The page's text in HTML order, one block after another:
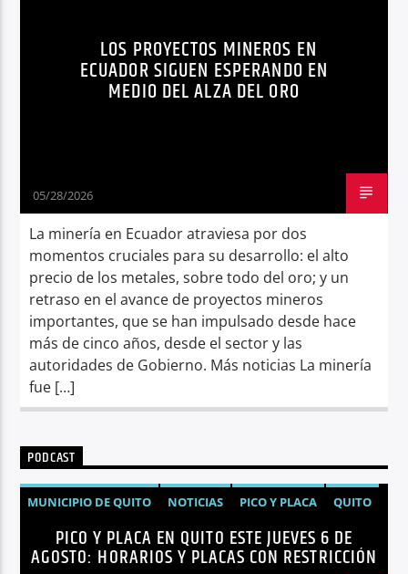
Radio holaLOS PROYECTOS MINEROS EN
ECUADOR SIGUEN ESPERANDO EN
MEDIO DEL ALZA DEL ORO
05/28/2026
La minería en Ecuador atraviesa por dos
momentos cruciales para su desarrollo: el alto
precio de los metales, sobre todo del oro; y un
retraso en el avance de proyectos mineros
importantes, que se han impulsado desde hace
más de cinco años, desde el sector y las
autoridades de Gobierno. Más noticias La minería
fue […]
PODCAST
MUNICIPIO DE QUITO NOTICIAS PICO Y PLACA QUITO
PICO Y PLACA EN QUITO ESTE JUEVES 6 DE
AGOSTO: HORARIOS Y PLACAS CON RESTRICCIÓN